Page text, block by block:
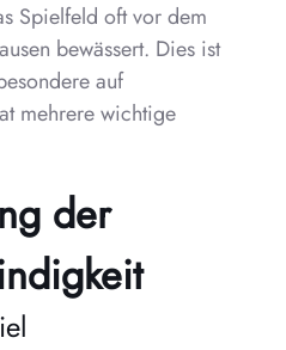
Spielfeld oft vor dem
bewässert. Dies ist
auf
mehrere wichtige
der